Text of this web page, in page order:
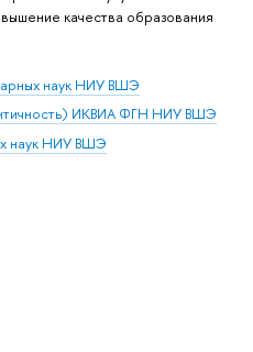
качества образования
наук НИУ ВШЭ
ИКВИА ФГН НИУ ВШЭ
наук НИУ ВШЭ